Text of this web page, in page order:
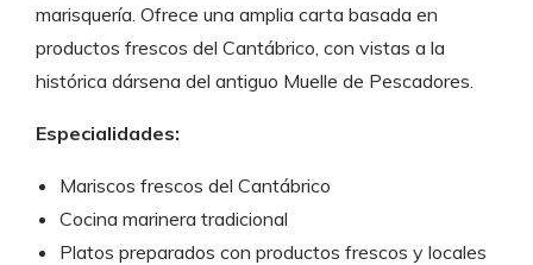
marisquería. Ofrece una amplia carta basada en
productos frescos del Cantábrico, con vistas a la
histórica dársena del antiguo Muelle de Pescadores.
Especialidades:
Mariscos frescos del Cantábrico
Cocina marinera tradicional
Platos preparados con productos frescos y locales